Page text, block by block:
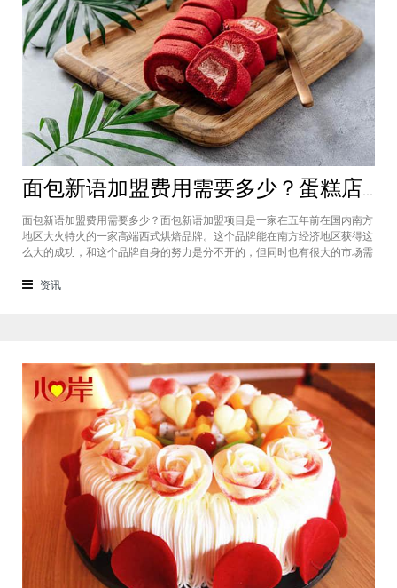
面包新语加盟费用需要多少？蛋糕店加盟费用太高了吗？
面包新语加盟费用需要多少？面包新语加盟项目是一家在五年前在国内南方
地区大火特火的一家高端西式烘焙品牌。这个品牌能在南方经济地区获得这
么大的成功，和这个品牌自身的努力是分不开的，但同时也有很大的市场需
在国内市场上的首先一家传统地道且正宗的西式烘焙品牌，这对于很多国内
资讯